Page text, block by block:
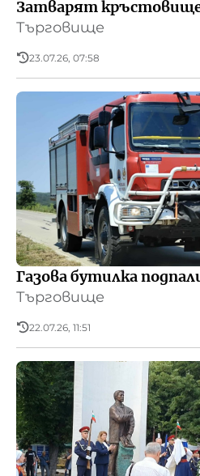
Затварят
Търговище
23.07.26, 07:58
Газова бутилка
Търговище
22.07.26, 11:51